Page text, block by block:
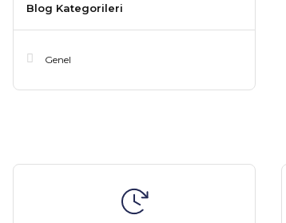
Blog Kategorileri
Genel